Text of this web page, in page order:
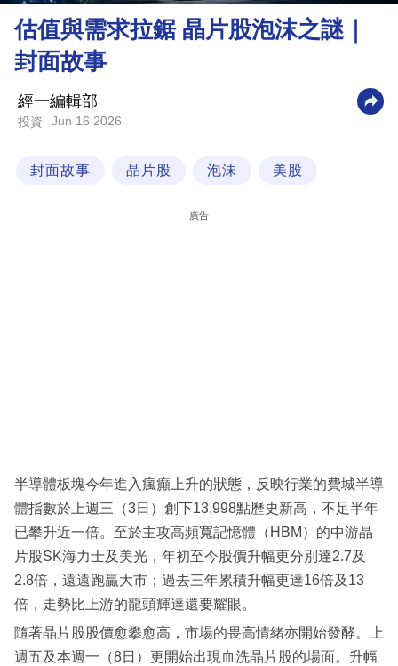
理
財
科
區
估值與需求拉鋸 晶片股泡沫之謎｜
封面故事
經一編輯部
投資 Jun 16 2026
封面故事 晶片股 泡沫 美股
廣告
半導體板塊今年進入瘋癲上升的狀態，反映行業的費城半導
體指數於上週三（3日）創下13,998點歷史新高，不足半年
已攀升近一倍。至於主攻高頻寬記憶體（HBM）的中游晶
片股SK海力士及美光，年初至今股價升幅更分別達2.7及
2.8倍，遠遠跑贏大市；過去三年累積升幅更達16倍及13
倍，走勢比上游的龍頭輝達還要耀眼。
隨著晶片股股價愈攀愈高，市場的畏高情緒亦開始發酵。上
週五及本週一（8日）更開始出現血洗晶片股的場面。升幅